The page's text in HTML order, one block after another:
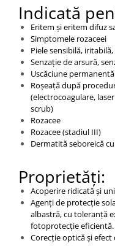
Indicată
Eritem și eritem difuz
Simptomele rozaceei
Piele sensibilă,
Senzație de arsură,
Uscăciune permanentă
Roșeață după
(electrocoagulare,
scrub)
Rozacee
Rozacee (stadiul III)
Dermatită seboreică
Proprietăți:
Acoperire ridicată și
Agenți de protecție
albastră, cu toleranță
fotoprotecție eficientă.
Corecție optică și